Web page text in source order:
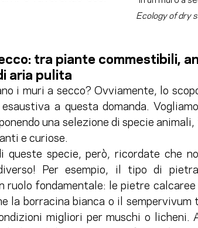
Ecology of dry
tra piante commestibili,
aria pulita
i muri a secco? Ovviamente, lo
a questa domanda.
una selezione di specie
e curiose.
specie, però, ricordate che
Per esempio, il tipo di
ruolo fondamentale: le pietre
la borracina bianca o il sempervivum
migliori per muschi o licheni.